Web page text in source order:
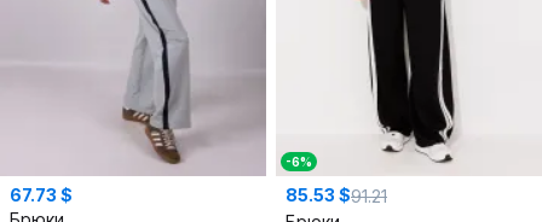
67.73 $
-6%
85.53 $91.21